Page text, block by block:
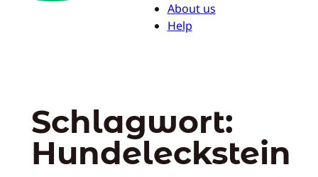
About us
Help
Schlagwort:
Hundeleckstein